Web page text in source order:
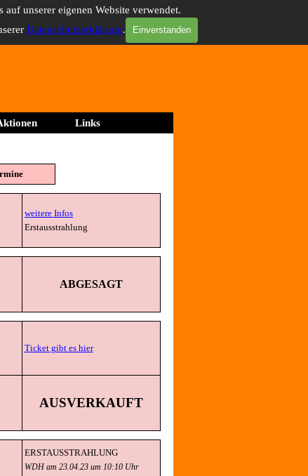
auf unserer eigenen Website verwendet.
Datenschutzerklärung. Einverstanden
▼ ▼
Links
weitere Infos
Erstausstrahlung
ABGESAGT
Ticket gibt es hier
AUSVERKAUFT
ERSTAUSSTRAHLUNG
WDH am 23.04.23 um 10:10 Uhr